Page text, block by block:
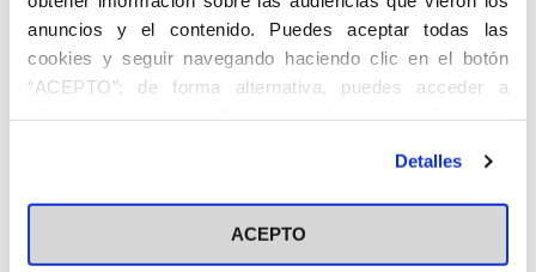
anuncios y el contenido. Puedes aceptar todas las
cookies y seguir navegando haciendo clic en el botón
“ACEPTO”; de forma alternativa, puedes acceder a
información más detallada y cambiar tus preferencias
en el botón "Personalizar". Para más información puedes
visitar nuestra Política de Cookies
Detalles
ACEPTO